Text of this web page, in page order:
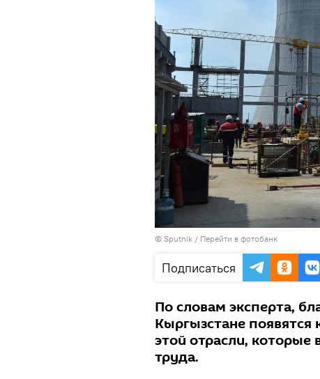
© Sputnik / Перейти в фотобанк
Подписаться
По словам эксперта,
Кыргызстане
этой отрасли,
труда.